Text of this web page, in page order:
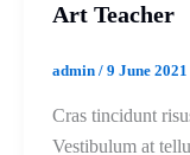
Art Teacher
admin / 9 June 2021
Cras tincidunt
Vestibulum at